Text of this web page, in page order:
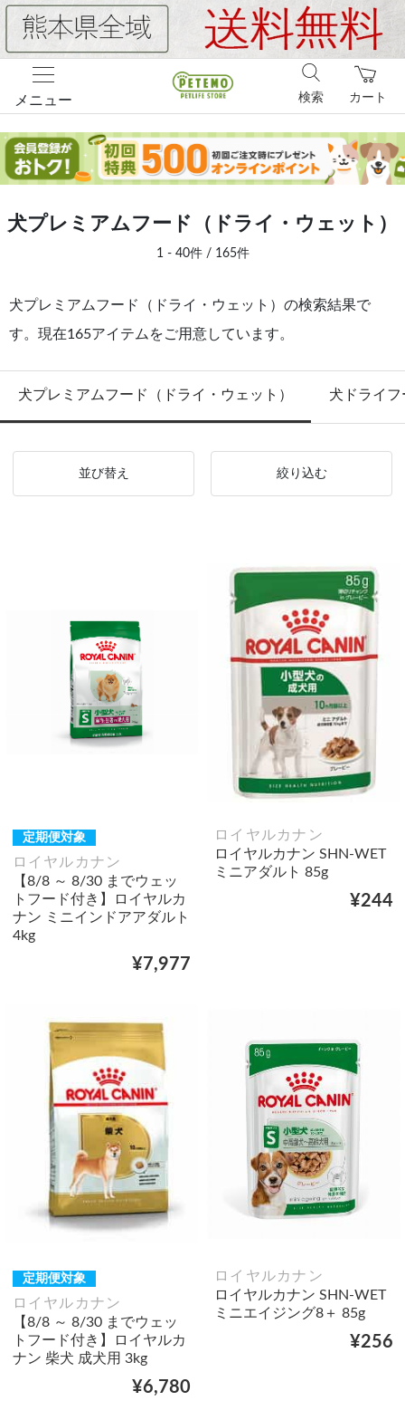
メニュー カート
検索
犬プレミアムフード（ドライ・ウェット）
1 - 40件 / 165件
犬プレミアムフード（ドライ・ウェット）の検索結果で
す。現在165アイテムをご用意しています。
犬プレミアムフード（ドライ・ウェット） 犬ドライフ
並び替え 絞り込む
定期便対象
ロイヤルカナン
【8/8 ～ 8/30 までウェッ
トフード付き】ロイヤルカ
ナン ミニインドアアダルト
4kg
¥7,977
ロイヤルカナン
ロイヤルカナン SHN-WET
ミニアダルト 85g
¥244
定期便対象
ロイヤルカナン
【8/8 ～ 8/30 までウェッ
トフード付き】ロイヤルカ
ナン 柴犬 成犬用 3kg
¥6,780
ロイヤルカナン
ロイヤルカナン SHN-WET
ミニエイジング8＋ 85g
¥256